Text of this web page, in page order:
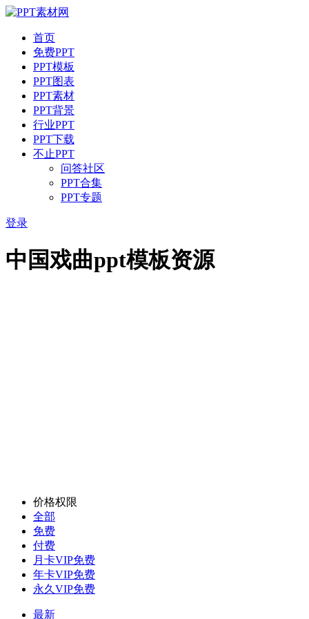
首页
免费PPT
PPT模板
PPT图表
PPT素材
PPT背景
行业PPT
PPT下载
不止PPT
问答社区
PPT合集
PPT专题
登录
中国戏曲ppt模板资源
价格权限
全部
免费
付费
月卡VIP免费
年卡VIP免费
永久VIP免费
最新